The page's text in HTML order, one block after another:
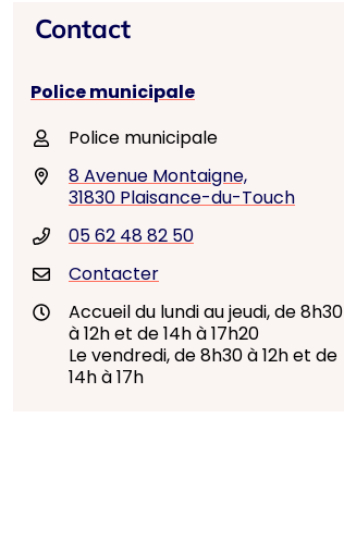
Contact
Police municipale
Police municipale
8 Avenue Montaigne,
31830 Plaisance-du-Touch
05 62 48 82 50
Contacter
Accueil du lundi au jeudi, de 8h30
à 12h et de 14h à 17h20
Le vendredi, de 8h30 à 12h et de
14h à 17h